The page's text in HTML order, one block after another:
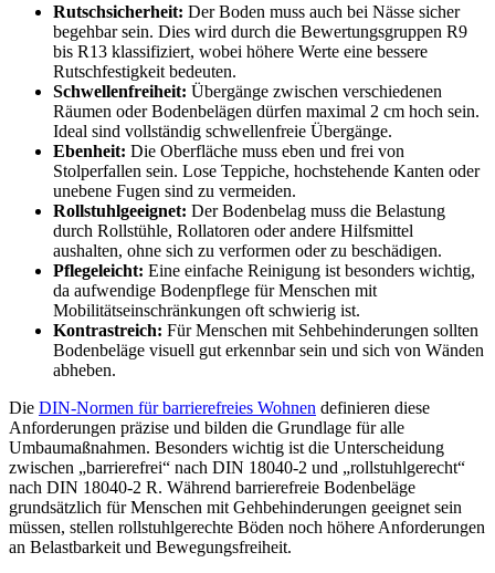
Rutschsicherheit: Der Boden muss auch bei Nässe sicher
begehbar sein. Dies wird durch die Bewertungsgruppen R9
bis R13 klassifiziert, wobei höhere Werte eine bessere
Rutschfestigkeit bedeuten.
Schwellenfreiheit: Übergänge zwischen verschiedenen
Räumen oder Bodenbelägen dürfen maximal 2 cm hoch sein.
Ideal sind vollständig schwellenfreie Übergänge.
Ebenheit: Die Oberfläche muss eben und frei von
Stolperfallen sein. Lose Teppiche, hochstehende Kanten oder
unebene Fugen sind zu vermeiden.
Rollstuhlgeeignet: Der Bodenbelag muss die Belastung
durch Rollstühle, Rollatoren oder andere Hilfsmittel
aushalten, ohne sich zu verformen oder zu beschädigen.
Pflegeleicht: Eine einfache Reinigung ist besonders wichtig,
da aufwendige Bodenpflege für Menschen mit
Mobilitätseinschränkungen oft schwierig ist.
Kontrastreich: Für Menschen mit Sehbehinderungen sollten
Bodenbeläge visuell gut erkennbar sein und sich von Wänden
abheben.
Die DIN-Normen für barrierefreies Wohnen definieren diese
Anforderungen präzise und bilden die Grundlage für alle
Umbaumaßnahmen. Besonders wichtig ist die Unterscheidung
zwischen „barrierefrei“ nach DIN 18040-2 und „rollstuhlgerecht“
nach DIN 18040-2 R. Während barrierefreie Bodenbeläge
grundsätzlich für Menschen mit Gehbehinderungen geeignet sein
müssen, stellen rollstuhlgerechte Böden noch höhere Anforderungen
an Belastbarkeit und Bewegungsfreiheit.